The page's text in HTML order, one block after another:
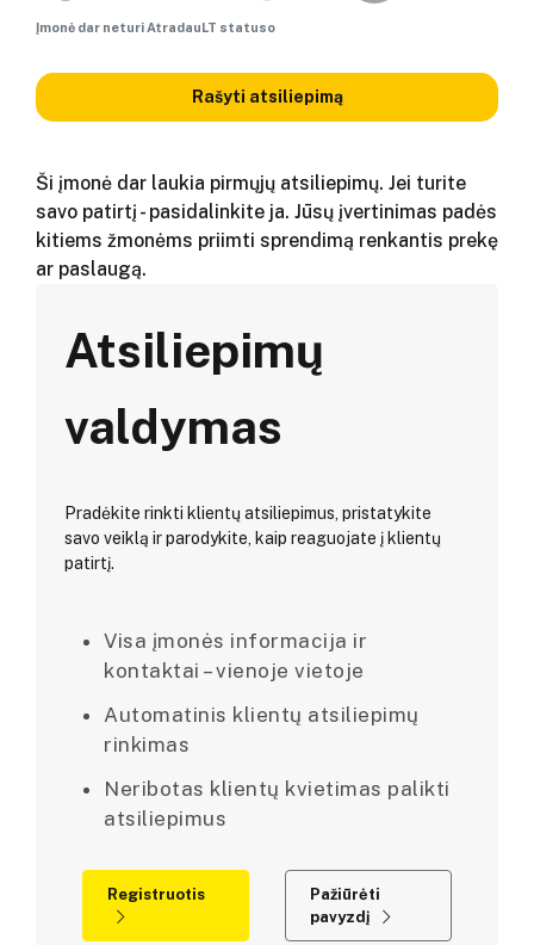
Įmonė dar neturi AtradauLT statuso
Rašyti atsiliepimą
Ši įmonė dar laukia pirmųjų atsiliepimų. Jei turite
savo patirtį - pasidalinkite ja. Jūsų įvertinimas padės
kitiems žmonėms priimti sprendimą renkantis prekę
ar paslaugą.
Atsiliepimų
valdymas
Pradėkite rinkti klientų atsiliepimus, pristatykite
savo veiklą ir parodykite, kaip reaguojate į klientų
patirtį.
Visa įmonės informacija ir
kontaktai – vienoje vietoje
Automatinis klientų atsiliepimų
rinkimas
Neribotas klientų kvietimas palikti
atsiliepimus
Registruotis
Pažiūrėti
pavyzdį